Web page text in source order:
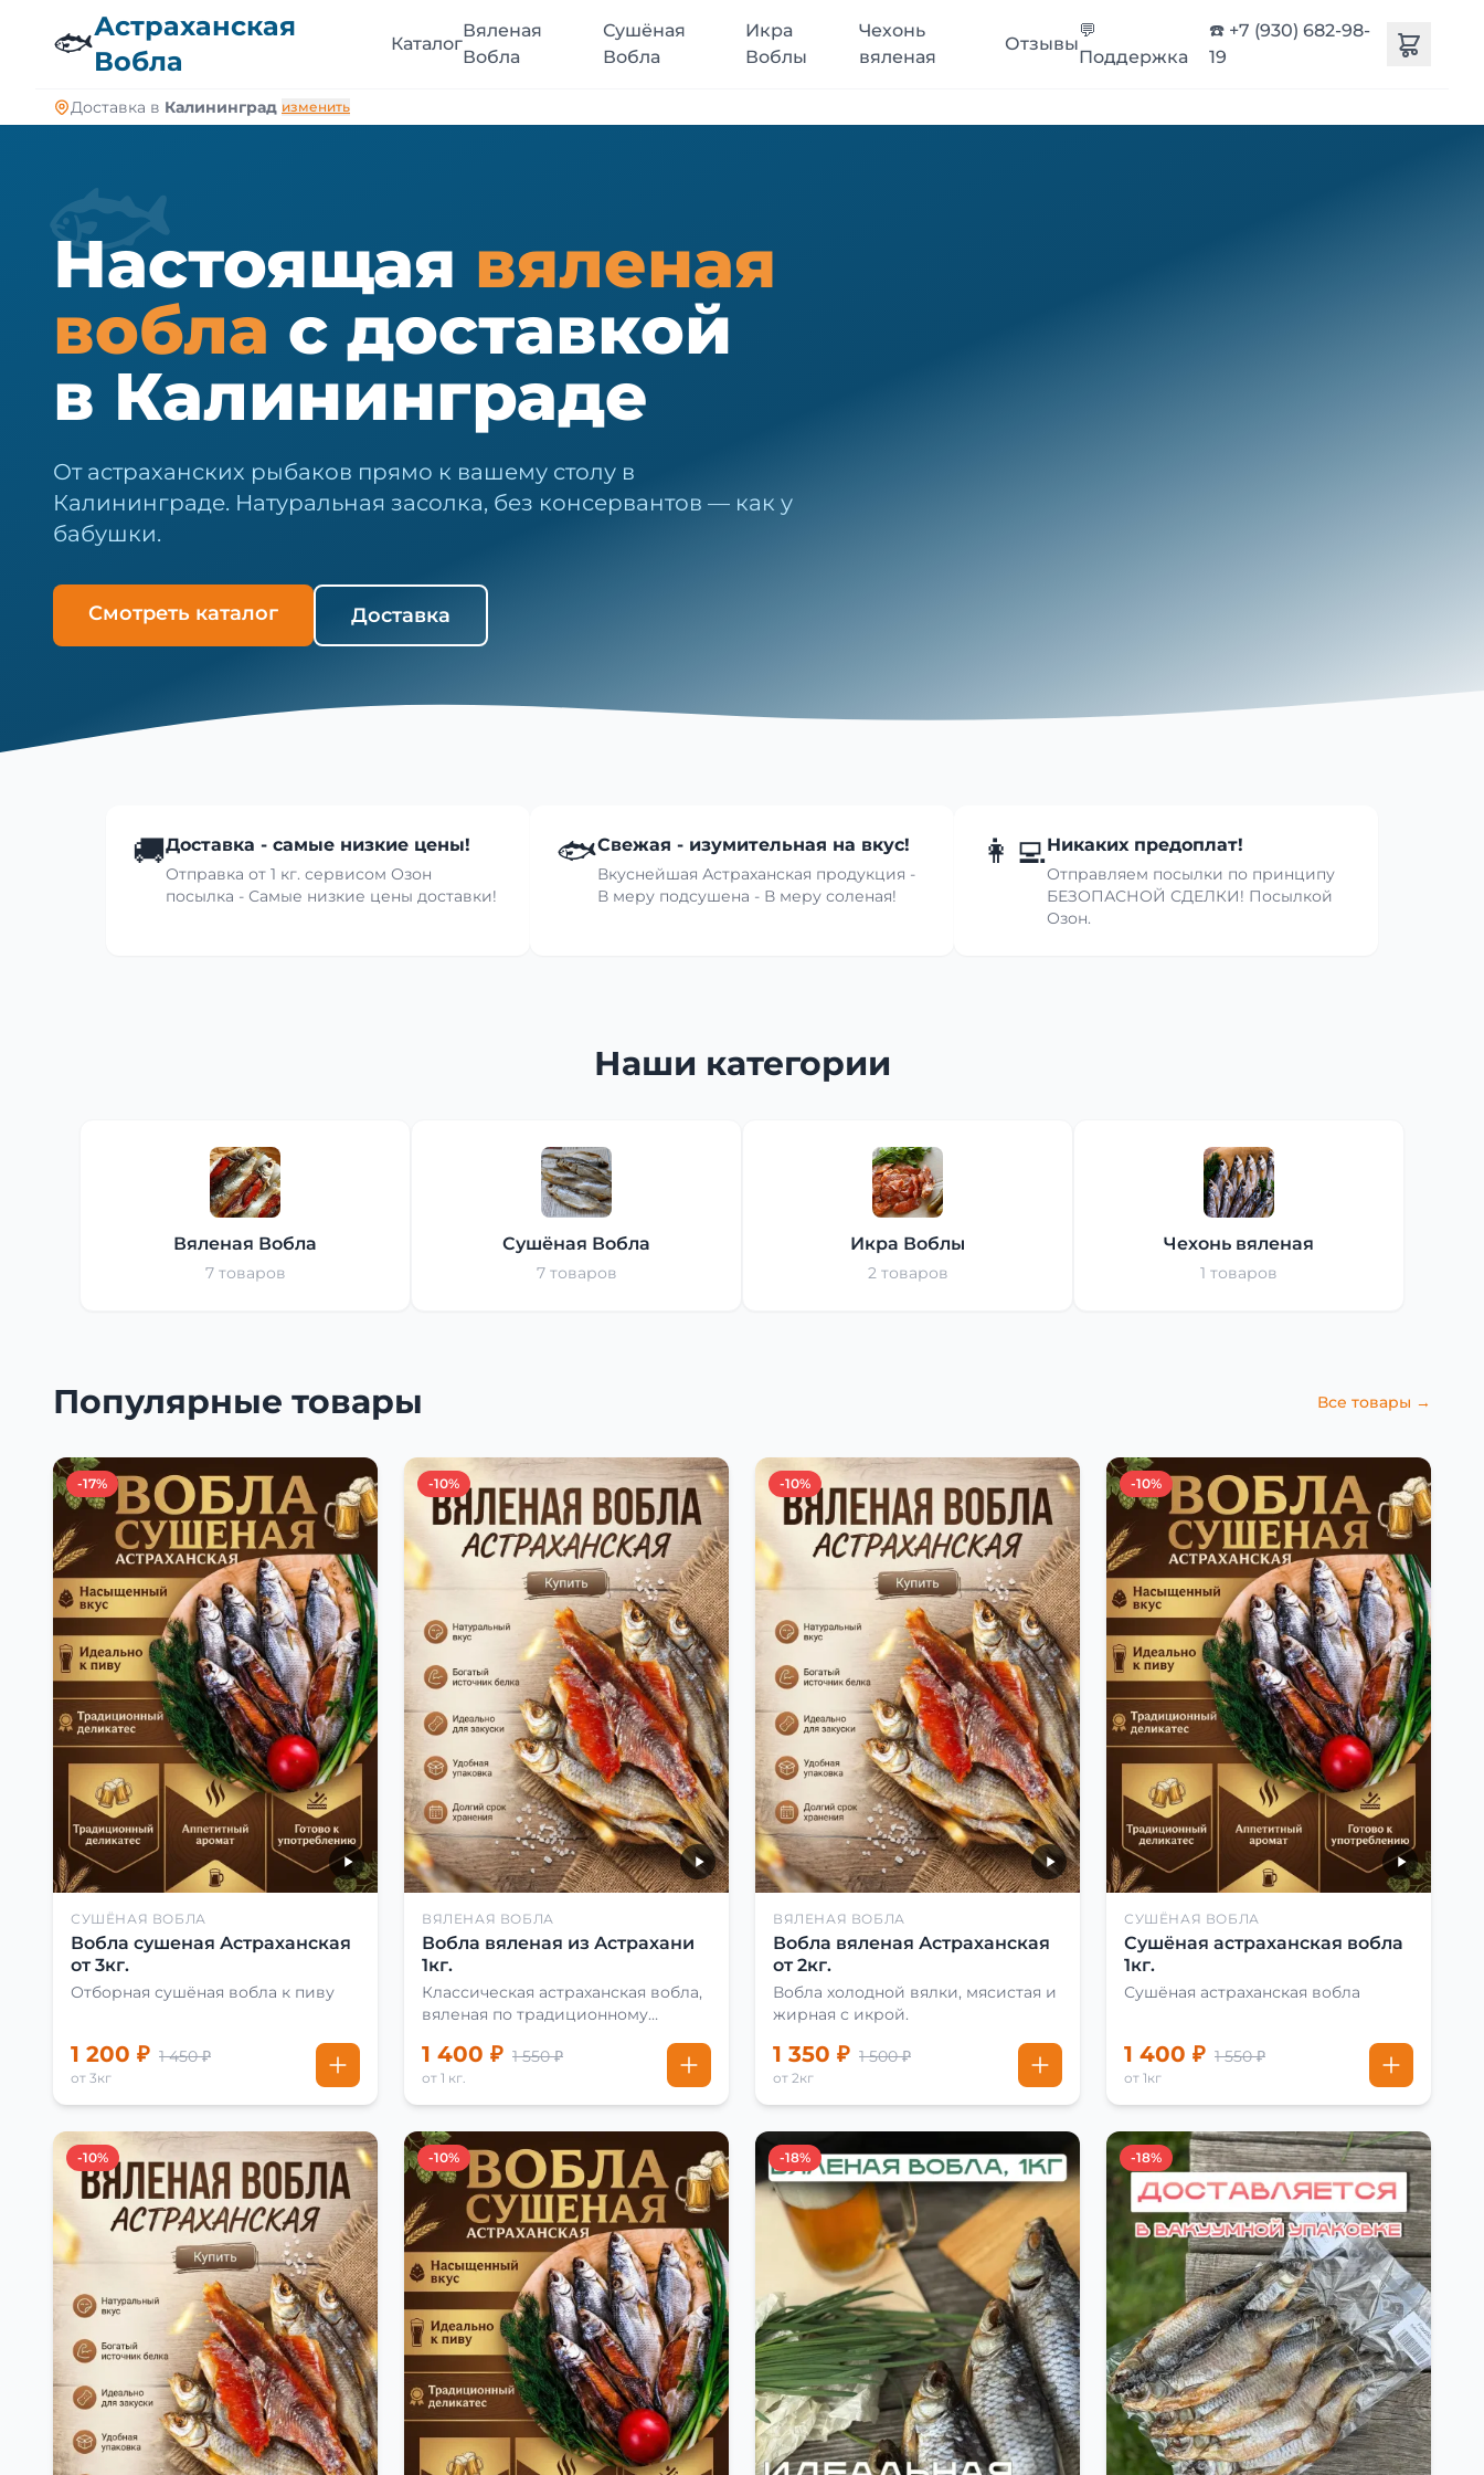
🐟Астраханская
Вобла
Каталог
Вяленая
Вобла
Сушёная
Вобла
Икра
Воблы
Чехонь
вяленая
Отзывы
💬
Поддержка
☎️ +7 (930) 682-98-
19
Доставка в Калининград изменить
🐟
Настоящая вяленая
вобла с доставкой
в Калининграде
От астраханских рыбаков прямо к вашему столу в
Калининграде. Натуральная засолка, без консервантов — как у
бабушки.
Смотреть каталог Доставка
🚚Доставка - самые низкие цены!
Отправка от 1 кг. сервисом Озон
посылка - Самые низкие цены доставки!
🐟Свежая - изумительная на вкус!
Вкуснейшая Астраханская продукция -
В меру подсушена - В меру соленая!
👩‍💻Никаких предоплат!
Отправляем посылки по принципу
БЕЗОПАСНОЙ СДЕЛКИ! Посылкой
Озон.
Наши категории
Вяленая Вобла
7 товаров
Сушёная Вобла
7 товаров
Икра Воблы
2 товаров
Чехонь вяленая
1 товаров
Популярные товары Все товары →
-17%
СУШЁНАЯ ВОБЛА
Вобла сушеная Астраханская
от 3кг.
Отборная сушёная вобла к пиву
1 200 ₽ 1 450 ₽
от 3кг
-10%
ВЯЛЕНАЯ ВОБЛА
Вобла вяленая из Астрахани
1кг.
Классическая астраханская вобла,
вяленая по традиционному
1 400 ₽ 1 550 ₽
от 1 кг.
-10%
ВЯЛЕНАЯ ВОБЛА
Вобла вяленая Астраханская
от 2кг.
Вобла холодной вялки, мясистая и
жирная с икрой.
1 350 ₽ 1 500 ₽
от 2кг
-10%
СУШЁНАЯ ВОБЛА
Сушёная астраханская вобла
1кг.
Сушёная астраханская вобла
1 400 ₽ 1 550 ₽
от 1кг
-10% -10% -18% -18%